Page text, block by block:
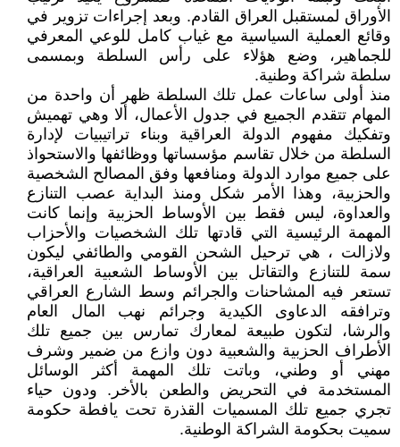
الأوراق لمستقبل العراق القادم. وبعد إجراءات تزوير في
وقائع العملية السياسية مع غياب كامل للوعي المعرفي
للجماهير، وضع هؤلاء على رأس السلطة وبمسمى
سلطة شراكة وطنية.
منذ أولى ساعات عمل تلك السلطة ظهر أن واحدة من
المهام تتقدم الجميع في جدول الأعمال، ألا وهي تهميش
وتفكيك مفهوم الدولة العراقية وبناء تراتيبيات لإدارة
السلطة من خلال تقاسم مؤسساتها ووظائفها والاستحواذ
على جميع موارد الدولة ومنافعها وفق المصالح الشخصية
والحزبية، وهذا الأمر شكل ومنذ البداية عصب التنازع
والعداوة، ليس فقط بين الأوساط الحزبية وإنما كانت
المهمة الرئيسية التي قادتها تلك الشخصيات والأحزاب
ولازالت ، هي ترحيل الشحن القومي والطائفي ليكون
سمة للتنازع والتقاتل بين الأوساط الشعبية العراقية،
تستعر فيه المشاحنات والجرائم وسط الشارع العراقي
وترافقه الدعاوى الكيدية وجرائم نهب المال العام
والرشا، لتكون طبيعة لمعارك تمارس بين جميع تلك
الأطراف الحزبية والشعبية دون وازع من ضمير وشرف
مهني أو وطني، وباتت تلك المهمة أكثر الوسائل
المستخدمة في التحريض والطعن بالأخر. ودون حياء
تجري جميع تلك المسميات القذرة تحت يافطة حكومة
سميت بحكومة الشراكة الوطنية.